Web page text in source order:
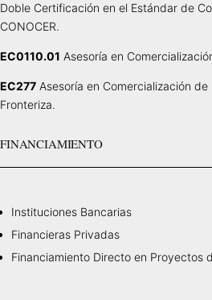
Doble Certificación en el Estándar de
CONOCER.
EC0110.01 Asesoría en
EC277 Asesoría en Comercialización
Fronteriza.
FINANCIAMIENTO
Instituciones Bancarias
Financieras Privadas
Financiamiento Directo en Proyectos